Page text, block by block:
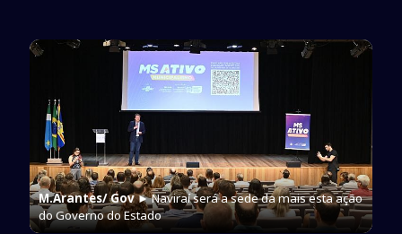
M.Arantes/ Gov► Naviraí será a sede da mais esta ação
do Governo do Estado